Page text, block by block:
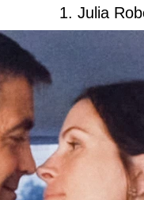
1. Julia